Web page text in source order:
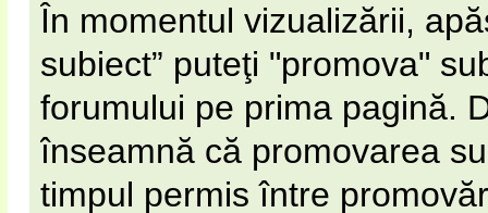
În momentul vizualizării,
subiect” puteţi "promova"
forumului pe prima pagină.
înseamnă că promovarea
timpul permis între